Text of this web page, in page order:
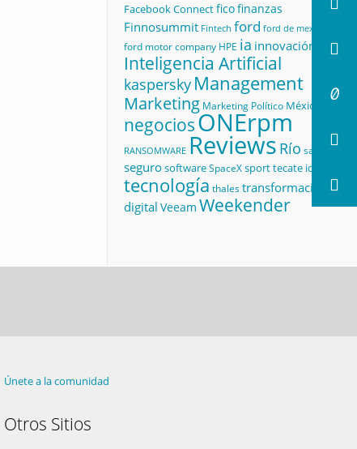
Facebook Connectficofinanzas
Finnosummit Fintech ford ford de mexico
ford motor company HPE ia innovación
Inteligencia Artificial
kaspersky Management
Marketing Marketing Político México
negociosONErpm
RANSOMWARE Reviews Río salud
segurosoftwareSpaceXsporttecate id
tecnología thalestransformación
digital Veeam Weekender
Únete a la comunidad
Otros Sitios